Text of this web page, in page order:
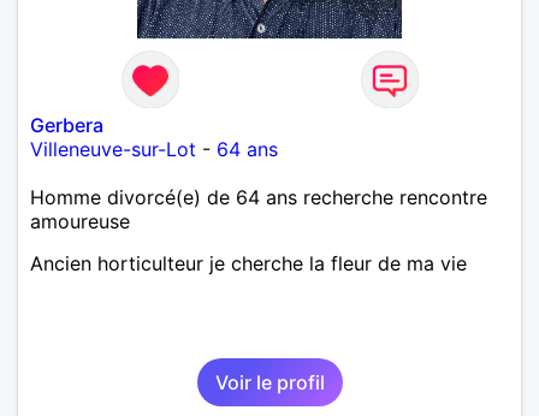
Gerbera
Villeneuve-sur-Lot - 64 ans
Homme divorcé(e) de 64 ans recherche rencontre
amoureuse
Ancien horticulteur je cherche la fleur de ma vie
Voir le profil